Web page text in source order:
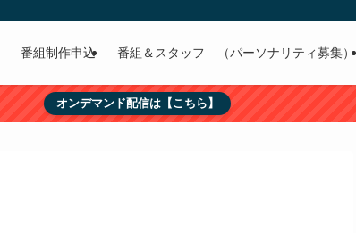
番組制作申込 番組＆スタッフ （パーソナリティ募集）
オンデマンド配信は【こちら】